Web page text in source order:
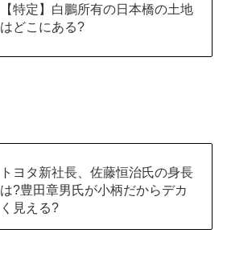
【特定】白鵬所有の日本橋の土地
はどこにある?
トヨタ新社長、佐藤恒治氏の身長
は?豊田章男氏が小柄だからデカ
く見える?